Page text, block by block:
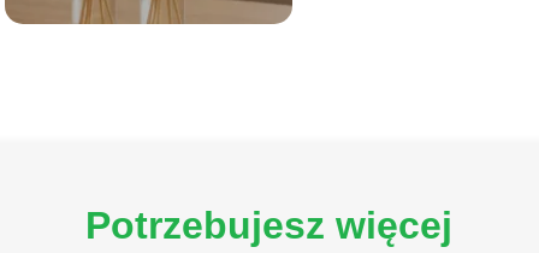
Potrzebujesz więcej